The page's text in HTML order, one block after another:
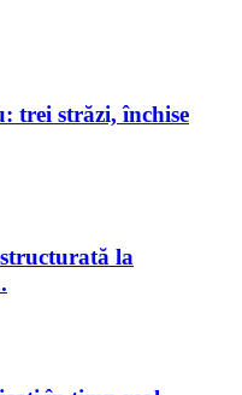
trei străzi, închise
la